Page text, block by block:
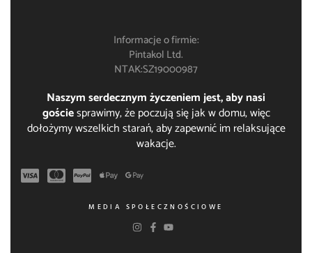
Informacje o firmie:
Pintakol Ltd.
NTAK:SZ19000987
Naszym serdecznym życzeniem jest, aby nasi
gościesprawimy, że poczują się jak w domu, więc
dołożymy wszelkich starań, aby zapewnić im relaksujące
wakacje.
MEDIA SPOŁECZNOŚCIOWE